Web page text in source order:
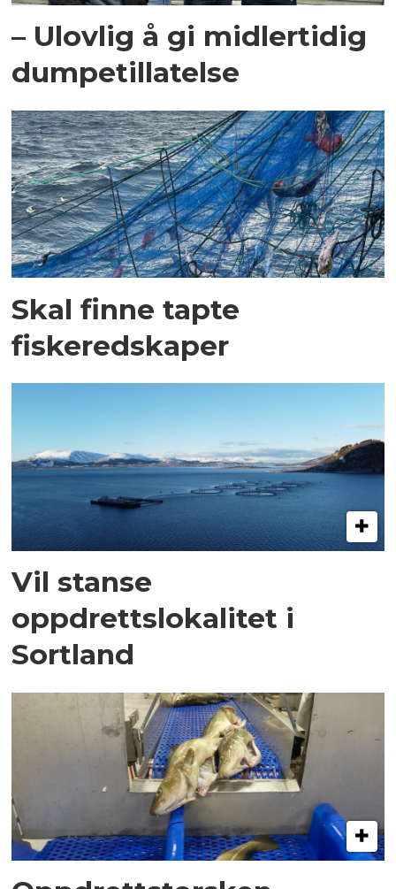
– Ulovlig å gi midlertidig
dumpetillatelse
Skal finne tapte
fiskeredskaper
Vil stanse
oppdrettslokalitet i
Sortland